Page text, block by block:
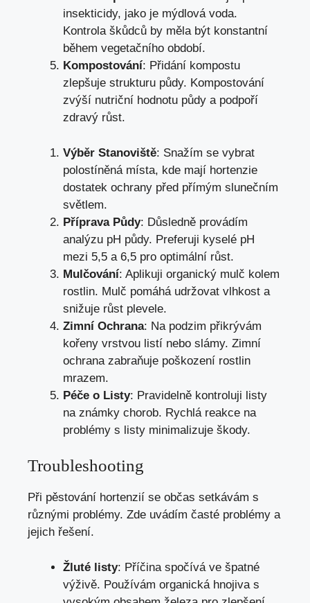
insekticidy, jako je mýdlová voda.
Kontrola škůdců by měla být konstantní
během vegetačního období.
Kompostování: Přidání kompostu
zlepšuje strukturu půdy. Kompostování
zvýší nutriční hodnotu půdy a podpoří
zdravý růst.
Výběr Stanoviště: Snažím se vybrat
polostíněná místa, kde mají hortenzie
dostatek ochrany před přímým slunečním
světlem.
Příprava Půdy: Důsledně provádím
analýzu pH půdy. Preferuji kyselé pH
mezi 5,5 a 6,5 pro optimální růst.
Mulčování: Aplikuji organický mulč kolem
rostlin. Mulč pomáhá udržovat vlhkost a
snižuje růst plevele.
Zimní Ochrana: Na podzim přikrývám
kořeny vrstvou listí nebo slámy. Zimní
ochrana zabraňuje poškození rostlin
mrazem.
Péče o Listy: Pravidelně kontroluji listy
na známky chorob. Rychlá reakce na
problémy s listy minimalizuje škody.
Troubleshooting
Při pěstování hortenzií se občas setkávám s
různými problémy. Zde uvádím časté problémy a
jejich řešení.
Žluté listy: Příčina spočívá ve špatné
výživě. Používám organická hnojiva s